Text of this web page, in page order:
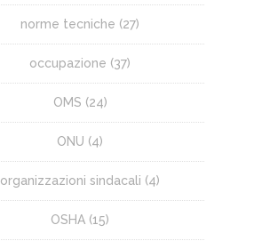
norme tecniche (27)
occupazione (37)
OMS (24)
ONU (4)
organizzazioni sindacali (4)
OSHA (15)